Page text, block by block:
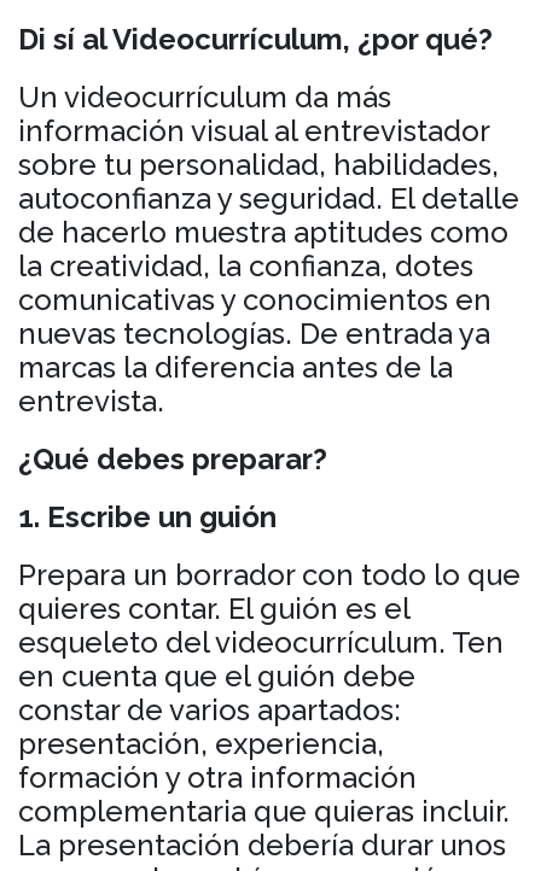
Di sí al Videocurrículum, ¿por qué?
Un videocurrículum da más
información visual al entrevistador
sobre tu personalidad, habilidades,
autoconfianza y seguridad. El detalle
de hacerlo muestra aptitudes como
la creatividad, la confianza, dotes
comunicativas y conocimientos en
nuevas tecnologías. De entrada ya
marcas la diferencia antes de la
entrevista.
¿Qué debes preparar?
1. Escribe un guión
Prepara un borrador con todo lo que
quieres contar. El guión es el
esqueleto del videocurrículum. Ten
en cuenta que el guión debe
constar de varios apartados:
presentación, experiencia,
formación y otra información
complementaria que quieras incluir.
La presentación debería durar unos